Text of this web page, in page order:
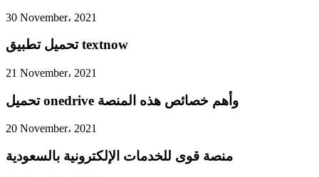
30 November، 2021
تحميل تطبيق textnow
21 November، 2021
تحميل onedrive وأهم خصائص هذه المنصة
20 November، 2021
منصة قوى للخدمات الإلكترونية بالسعودية